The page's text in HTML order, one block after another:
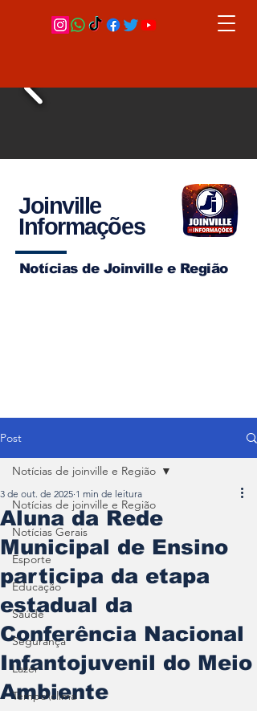
Joinville
Informações
Notícias de Joinville e Região
Post
Notícias de joinville e Região
Notícias Gerais
Esporte
Educação
Saúde
Segurança
Lazer
Tempo\clima
Notícias de joinville e Região
Aluna da Rede
Municipal de Ensino
participa da etapa
estadual da
Conferência Nacional
Infantojuvenil do Meio
Ambiente
3 de out. de 2025 1 min de leitura